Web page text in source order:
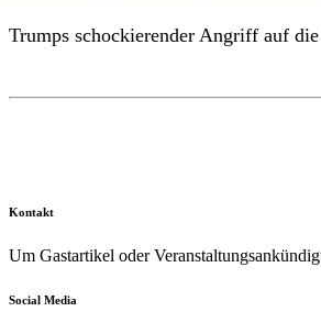
Trumps schockierender Angriff auf
Kontakt
Um Gastartikel oder
Social Media